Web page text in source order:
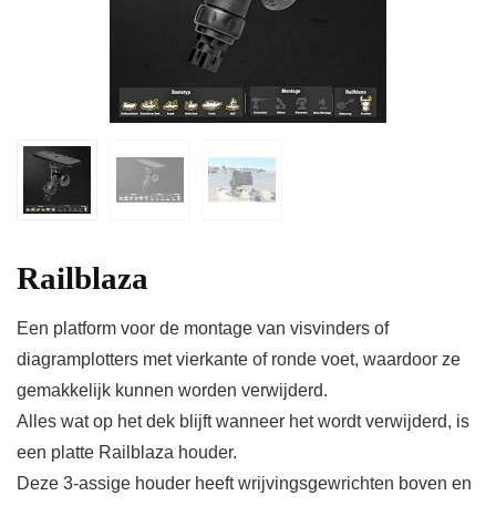
Railblaza
Een platform voor de montage van visvinders of
diagramplotters met vierkante of ronde voet, waardoor ze
gemakkelijk kunnen worden verwijderd.
Alles wat op het dek blijft wanneer het wordt verwijderd, is
een platte Railblaza houder.
Deze 3-assige houder heeft wrijvingsgewrichten boven en